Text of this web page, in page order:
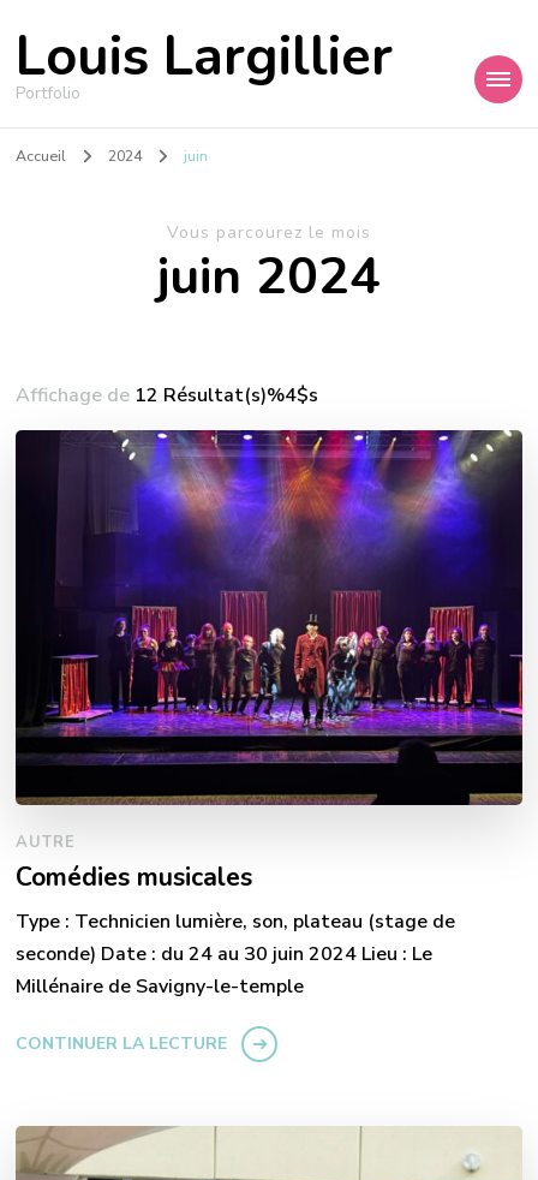
Louis Largillier
Portfolio
Accueil 2024 juin
Vous parcourez le mois
juin 2024
Affichage de 12 Résultat(s)%4$s
AUTRE
Comédies musicales
Type : Technicien lumière, son, plateau (stage de
seconde) Date : du 24 au 30 juin 2024 Lieu : Le
Millénaire de Savigny-le-temple
CONTINUER LA LECTURE